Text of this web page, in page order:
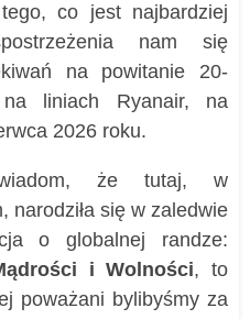
co jest najbardziej
nam się
na powitanie 20-
na liniach Ryanair, na
2026 roku.
że tutaj, w
narodziła się w zaledwie
o globalnej randze:
i Wolności, to
poważani bylibyśmy za